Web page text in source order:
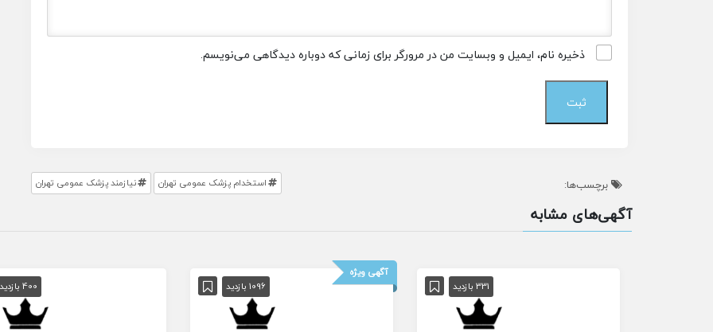
ذخیره نام، ایمیل و وبسایت من در مرورگر برای زمانی که دوباره دیدگاهی می‌نویسم.
برچسب‌ها: استخدام پزشک عمومی تهران نیازمند پزشک عمومی تهران
آگهی‌های مشابه
331 بازدید
آگهی ویژه
1096 بازدید
400 بازدید